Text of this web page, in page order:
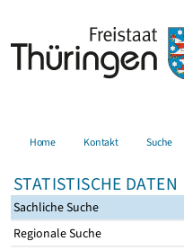
Home Kontakt Suche
STATISTISCHE DATEN
Sachliche Suche
Regionale Suche